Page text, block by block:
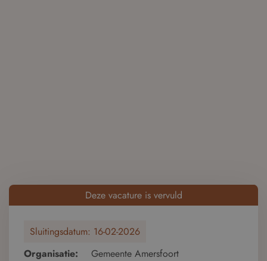
Deze vacature is vervuld
Sluitingsdatum: 16-02-2026
Organisatie:
Gemeente Amersfoort